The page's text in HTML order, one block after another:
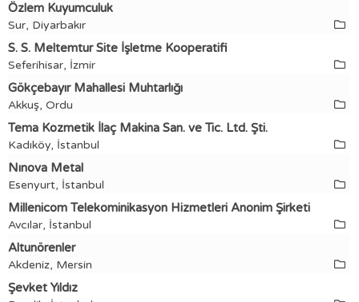
Özlem Kuyumculuk
Sur, Diyarbakır
S. S. Meltemtur Site İşletme Kooperatifi
Seferihisar, İzmir
Gökçebayır Mahallesi Muhtarlığı
Akkuş, Ordu
Tema Kozmetik İlaç Makina San. ve Tic. Ltd. Şti.
Kadıköy, İstanbul
Nınova Metal
Esenyurt, İstanbul
Millenicom Telekominikasyon Hizmetleri Anonim Şirketi
Avcılar, İstanbul
Altunörenler
Akdeniz, Mersin
Şevket Yıldız